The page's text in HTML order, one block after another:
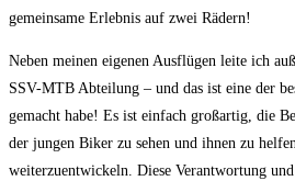
gemeinsame Erlebnis auf zwei Rädern!
Neben meinen eigenen Ausflügen leite ich
SSV-MTB Abteilung – und das ist eine der
gemacht habe! Es ist einfach großartig, die
der jungen Biker zu sehen und ihnen zu
weiterzuentwickeln. Diese Verantwortung